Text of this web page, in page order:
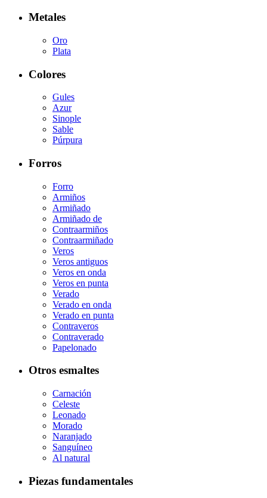
Metales
Oro
Plata
Colores
Gules
Azur
Sinople
Sable
Púrpura
Forros
Forro
Armiños
Armiñado
Armiñado de
Contraarmiños
Contraarmiñado
Veros
Veros antiguos
Veros en onda
Veros en punta
Verado
Verado en onda
Verado en punta
Contraveros
Contraverado
Papelonado
Otros esmaltes
Carnación
Celeste
Leonado
Morado
Naranjado
Sanguíneo
Al natural
Piezas fundamentales